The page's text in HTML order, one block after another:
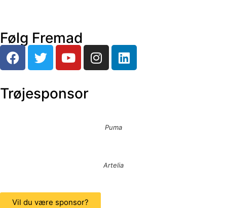
Følg Fremad
Trøjesponsor
Puma
Artelia
Vil du være sponsor?